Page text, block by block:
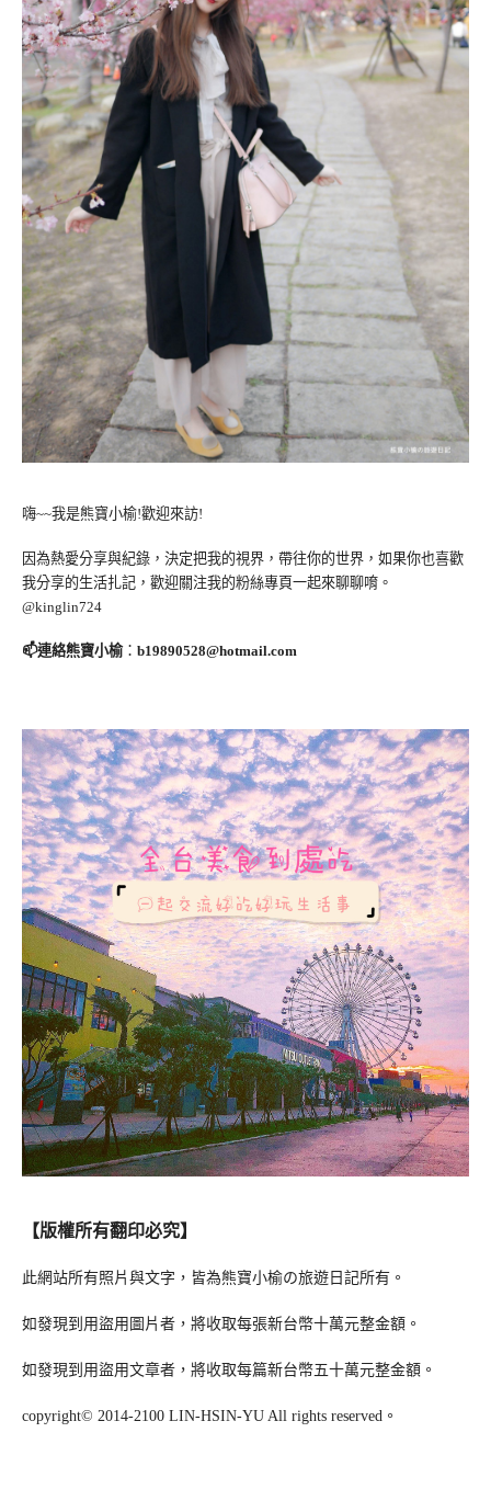
嗨~~我是熊寶小榆!歡迎來訪!
因為熱愛分享與紀錄，決定把我的視界，帶往你的世界，如果你也喜歡
我分享的生活扎記，歡迎關注我的粉絲專頁一起來聊聊唷。
@kinglin724
📫連絡熊寶小榆： b19890528@hotmail.com
【版權所有翻印必究】
此網站所有照片與文字，皆為熊寶小榆の旅遊日記所有。
如發現到用盜用圖片者，將收取每張新台幣十萬元整金額。
如發現到用盜用文章者，將收取每篇新台幣五十萬元整金額。
copyright© 2014-2100 LIN-HSIN-YU All rights reserved。